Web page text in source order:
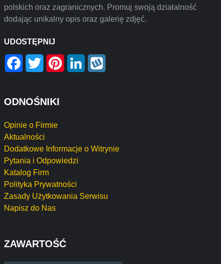
polskich oraz zagranicznych. Promuj swoją działalność
dodając unikalny opis oraz galerię zdjęć.
UDOSTĘPNIJ
Facebook
Twitter PinterestLinkedIn
ODNOŚNIKI
Opinie o Firmie
Aktualności
Dodatkowe Informacje o Witrynie
Pytania i Odpowiedzi
Katalog Firm
Polityka Prywatności
Zasady Użytkowania Serwisu
Napisz do Nas
ZAWARTOŚĆ